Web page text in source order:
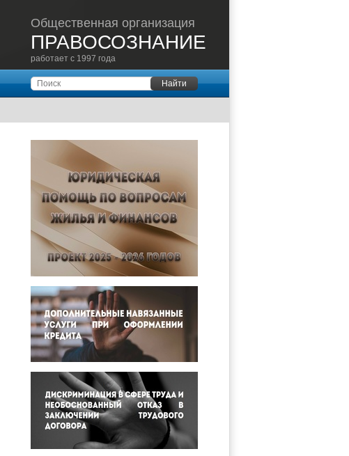
Общественная организация
ПРАВОСОЗНАНИЕ
работает с 1997 года
Поиск Найти